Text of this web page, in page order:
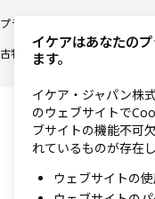
プライバシーポリシー
古物営業法に基づく表記
イケアはあなたの
ます。
イケア・ジャパン株
のウェブサイトで
ブサイトの機能不可
れているものが存在し
ウェブサイトの